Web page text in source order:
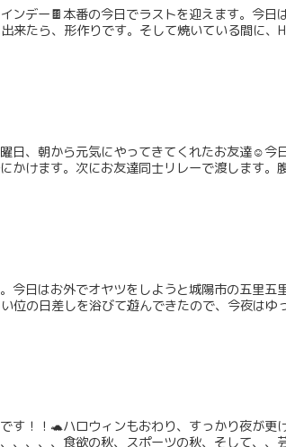
ンデー🍫本番の今日でラストを迎えます。今
来たら、形作りです。そして焼いている間に、
日、朝から元気にやってきてくれたお友達☺️今
かけます。次にお友達同士リレーで渡します。
日はお外でオヤツをしようと城陽市の五里五
位の日差しを浴びて遊んできたので、今夜はゆ
す！！🐢ハロウィンもおわり、すっかり夜が
、、、、食欲の秋、スポーツの秋、そして、、